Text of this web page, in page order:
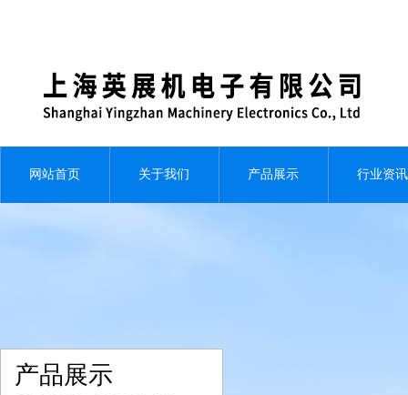
网站首页 关于我们 产品展示 行业资讯
产品展示